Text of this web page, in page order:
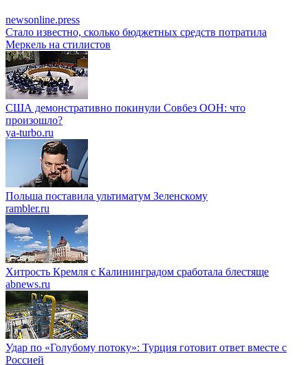
newsonline.press
Стало известно, сколько бюджетных средств потратила
Меркель на стилистов
США демонстративно покинули Совбез ООН: что
произошло?
ya-turbo.ru
Польша поставилa ультиматум Зеленскому
rambler.ru
Хитрость Кремля с Калининградом сработала блестяще
abnews.ru
Удар по «Голубому потоку»: Турция готовит ответ вместе с
Россией